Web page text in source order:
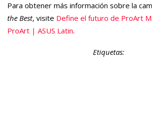
Para obtener más información sobre la
the Best, visite Define el futuro de ProArt
ProArt | ASUS Latin.
Etiquetas: